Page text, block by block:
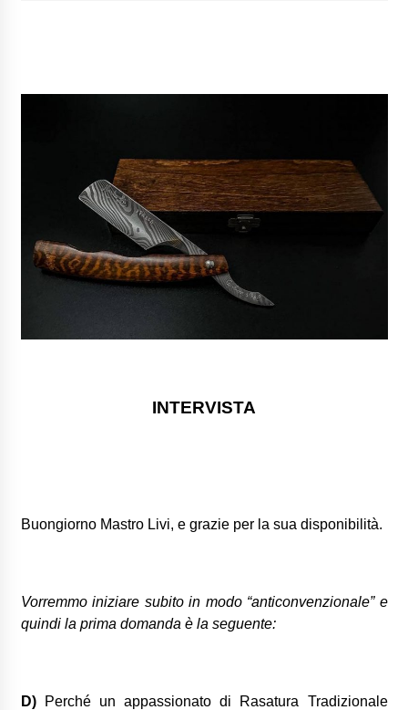
INTERVISTA
Buongiorno Mastro Livi, e grazie per la sua disponibilità.
Vorremmo iniziare subito in modo “anticonvenzionale” e
quindi la prima domanda è la seguente:
D)
Perché un appassionato di Rasatura Tradizionale